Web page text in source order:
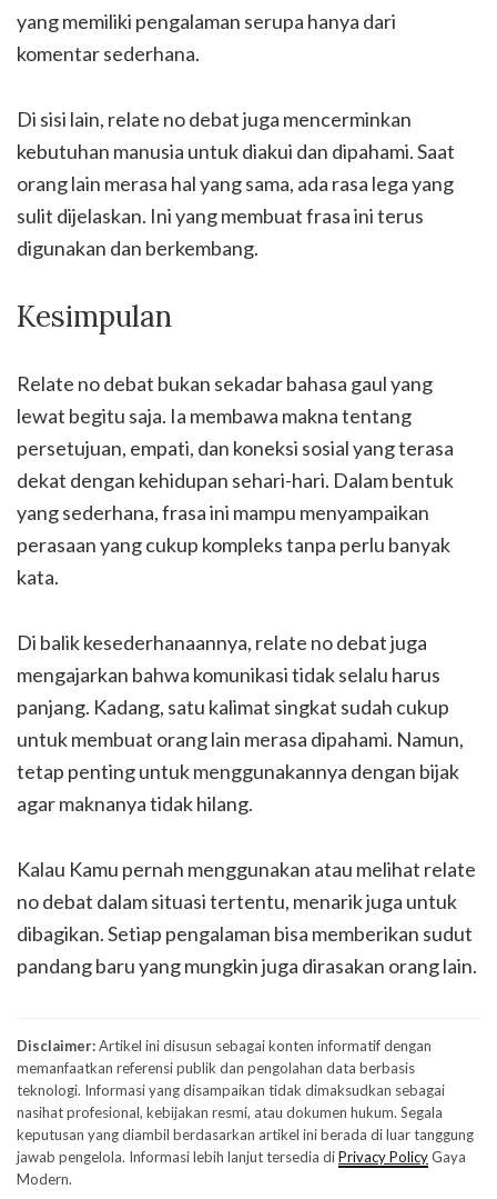
yang memiliki pengalaman serupa hanya dari
komentar sederhana.
Di sisi lain, relate no debat juga mencerminkan
kebutuhan manusia untuk diakui dan dipahami. Saat
orang lain merasa hal yang sama, ada rasa lega yang
sulit dijelaskan. Ini yang membuat frasa ini terus
digunakan dan berkembang.
Kesimpulan
Relate no debat bukan sekadar bahasa gaul yang
lewat begitu saja. Ia membawa makna tentang
persetujuan, empati, dan koneksi sosial yang terasa
dekat dengan kehidupan sehari-hari. Dalam bentuk
yang sederhana, frasa ini mampu menyampaikan
perasaan yang cukup kompleks tanpa perlu banyak
kata.
Di balik kesederhanaannya, relate no debat juga
mengajarkan bahwa komunikasi tidak selalu harus
panjang. Kadang, satu kalimat singkat sudah cukup
untuk membuat orang lain merasa dipahami. Namun,
tetap penting untuk menggunakannya dengan bijak
agar maknanya tidak hilang.
Kalau Kamu pernah menggunakan atau melihat relate
no debat dalam situasi tertentu, menarik juga untuk
dibagikan. Setiap pengalaman bisa memberikan sudut
pandang baru yang mungkin juga dirasakan orang lain.
Disclaimer:Artikel ini disusun sebagai konten informatif dengan
memanfaatkan referensi publik dan pengolahan data berbasis
teknologi. Informasi yang disampaikan tidak dimaksudkan sebagai
nasihat profesional, kebijakan resmi, atau dokumen hukum. Segala
keputusan yang diambil berdasarkan artikel ini berada di luar tanggung
jawab pengelola. Informasi lebih lanjut tersedia diPrivacy PolicyGaya
Modern.